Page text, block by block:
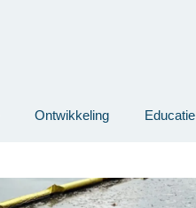
Ontwikkeling Educatie